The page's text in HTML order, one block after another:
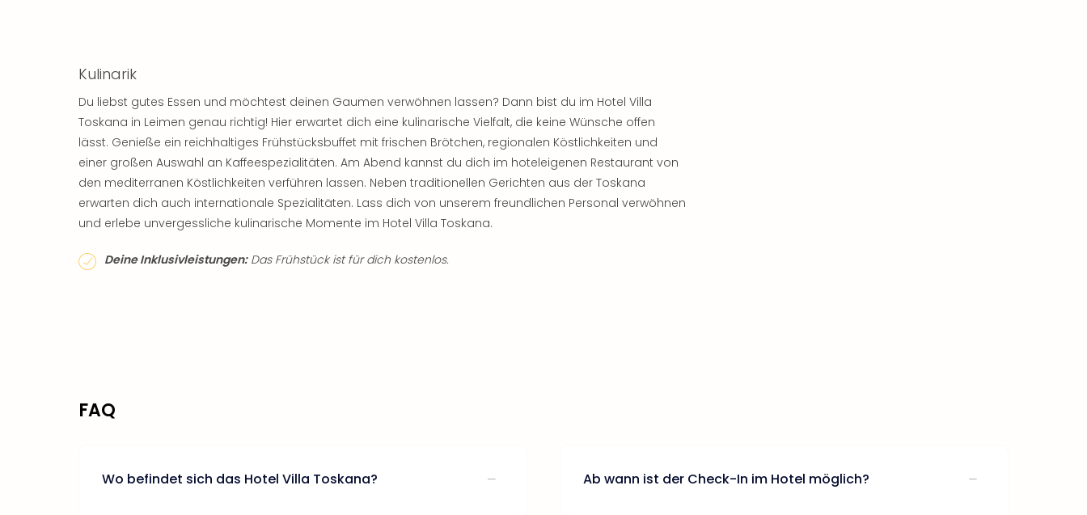
Kulinarik
Du liebst gutes Essen und möchtest deinen Gaumen verwöhnen lassen? Dann bist du im Hotel Villa
Toskana in Leimen genau richtig! Hier erwartet dich eine kulinarische Vielfalt, die keine Wünsche offen
lässt. Genieße ein reichhaltiges Frühstücksbuffet mit frischen Brötchen, regionalen Köstlichkeiten und
einer großen Auswahl an Kaffeespezialitäten. Am Abend kannst du dich im hoteleigenen Restaurant von
den mediterranen Köstlichkeiten verführen lassen. Neben traditionellen Gerichten aus der Toskana
erwarten dich auch internationale Spezialitäten. Lass dich von unserem freundlichen Personal verwöhnen
und erlebe unvergessliche kulinarische Momente im Hotel Villa Toskana.
Deine Inklusivleistungen:Das Frühstück ist für dich kostenlos.
FAQ
Wo befindet sich das Hotel Villa Toskana? Ab wann ist der Check-In im Hotel möglich?